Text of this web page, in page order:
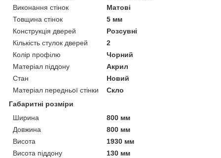
Виконання стінок
Матові
Товщина стінок
5 мм
Конструкція дверей
Розсувні
Кількість стулок дверей
2
Колір профілю
Чорний
Матеріал піддону
Акрил
Стан
Новий
Матеріал передньої стінки
Скло
Габаритні розміри
Ширина
800 мм
Довжина
800 мм
Висота
1930 мм
Висота піддону
130 мм